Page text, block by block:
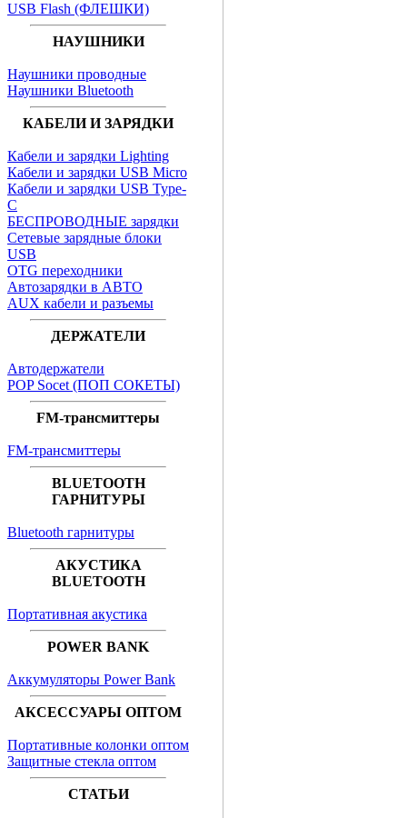
USB Flash (ФЛЕШКИ)
НАУШНИКИ
Наушники проводные
Наушники Bluetooth
КАБЕЛИ И ЗАРЯДКИ
Кабели и зарядки Lighting
Кабели и зарядки USB Micro
Кабели и зарядки USB Type-
C
БЕСПРОВОДНЫЕ зарядки
Сетевые зарядные блоки
USB
OTG переходники
Автозарядки в АВТО
AUX кабели и разъемы
ДЕРЖАТЕЛИ
Автодержатели
POP Socet (ПОП СОКЕТЫ)
FM-трансмиттеры
FM-трансмиттеры
BLUETOOTH
ГАРНИТУРЫ
Bluetooth гарнитуры
АКУСТИКА
BLUETOOTH
Портативная акустика
POWER BANK
Аккумуляторы Power Bank
АКСЕССУАРЫ ОПТОМ
Портативные колонки оптом
Защитные стекла оптом
СТАТЬИ